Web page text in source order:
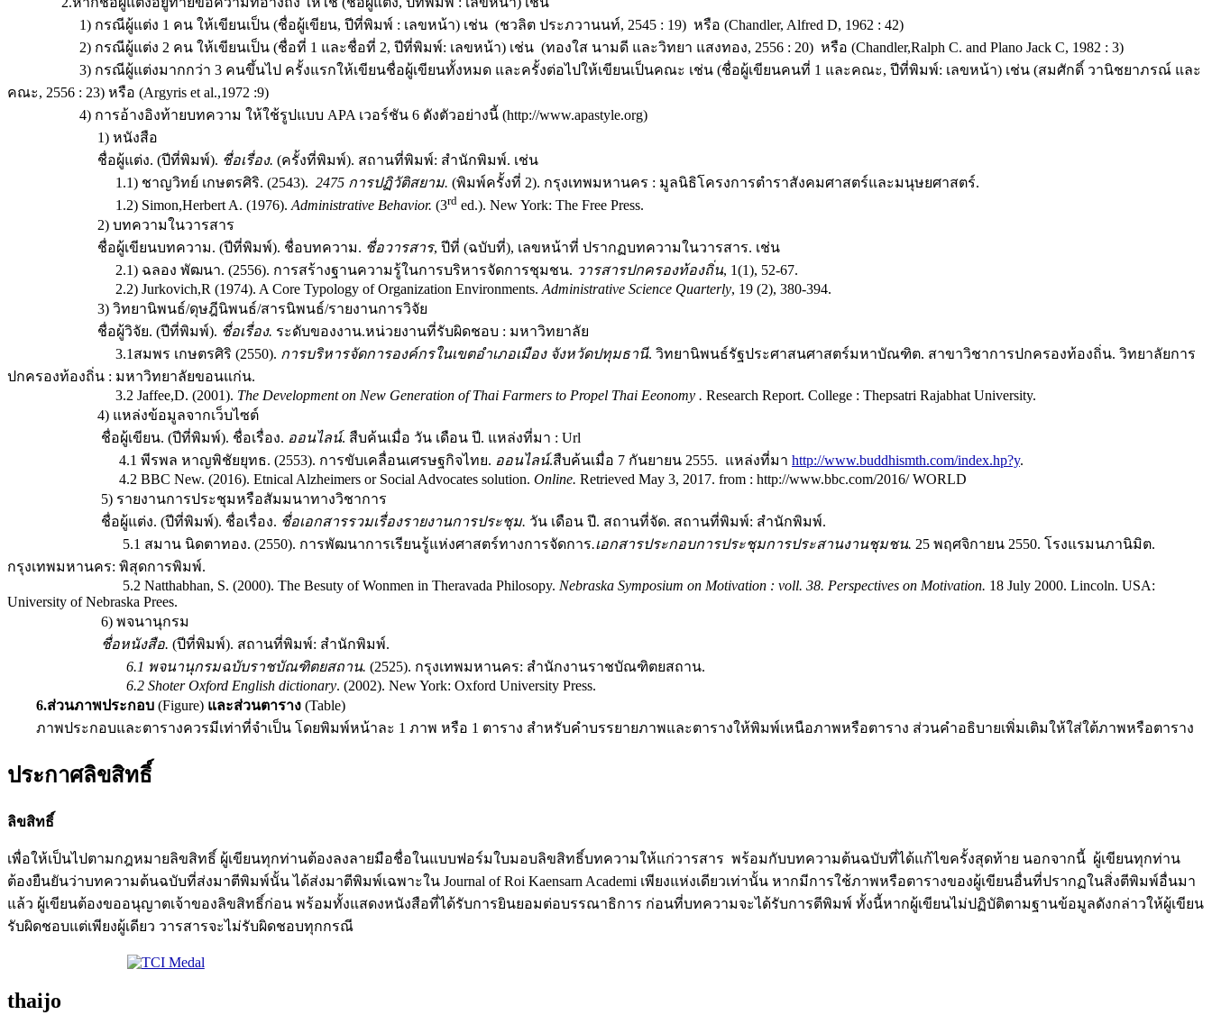
1) กรณีผู้แต่ง 1 คน ให้เขียนเป็น (ชื่อผู้เขียน, ปีที่พิมพ์ : เลขหน้า) เช่น (ชวลิต ประภวานนท์, 2545 : 19) หรือ (Chandler, Alfred D, 1962 : 42)
2) กรณีผู้แต่ง 2 คน ให้เขียนเป็น (ชื่อที่ 1 และชื่อที่ 2, ปีที่พิมพ์: เลขหน้า) เช่น (ทองใส นามดี และวิทยา แสงทอง, 2556 : 20) หรือ (Chandler,Ralph C. and Plano Jack C, 1982 : 3)
3) กรณีผู้แต่งมากกว่า 3 คนขึ้นไป ครั้งแรกให้เขียนชื่อผู้เขียนทั้งหมด และครั้งต่อไปให้เขียนเป็นคณะ เช่น (ชื่อผู้เขียนคนที่ 1 และคณะ, ปีที่พิมพ์: เลขหน้า) เช่น (สมศักดิ์ วานิชยาภรณ์ และ
คณะ, 2556 : 23) หรือ (Argyris et al.,1972 :9)
4) การอ้างอิงท้ายบทความ ให้ใช้รูปแบบ APA เวอร์ชัน 6 ดังตัวอย่างนี้ (http://www.apastyle.org)
1) หนังสือ
ชื่อผู้แต่ง. (ปีที่พิมพ์). ชื่อเรื่อง. (ครั้งที่พิมพ์). สถานที่พิมพ์: สํานักพิมพ์. เช่น
1.1) ชาญวิทย์ เกษตรศิริ. (2543). 2475 การปฏิวัติสยาม. (พิมพ์ครั้งที่ 2). กรุงเทพมหานคร : มูลนิธิโครงการตำราสังคมศาสตร์และมนุษยศาสตร์.
1.2) Simon,Herbert A. (1976). Administrative Behavior. (3rd ed.). New York: The Free Press.
2) บทความในวารสาร
ชื่อผู้เขียนบทความ. (ปีที่พิมพ์). ชื่อบทความ. ชื่อวารสาร, ปีที่ (ฉบับที่), เลขหน้าที่ ปรากฏบทความในวารสาร. เช่น
2.1) ฉลอง พัฒนา. (2556). การสร้างฐานความรู้ในการบริหารจัดการชุมชน. วารสารปกครองท้องถิ่น, 1(1), 52-67.
2.2) Jurkovich,R (1974). A Core Typology of Organization Environments. Administrative Science Quarterly, 19 (2), 380-394.
3) วิทยานิพนธ์/ดุษฎีนิพนธ์/สารนิพนธ์/รายงานการวิจัย
ชื่อผู้วิจัย. (ปีที่พิมพ์). ชื่อเรื่อง. ระดับของงาน.หน่วยงานที่รับผิดชอบ : มหาวิทยาลัย
3.1สมพร เกษตรศิริ (2550). การบริหารจัดการองค์กรในเขตอำเภอเมือง จังหวัดปทุมธานี. วิทยานิพนธ์รัฐประศาสนศาสตร์มหาบัณฑิต. สาขาวิชาการปกครองท้องถิ่น. วิทยาลัยการ
ปกครองท้องถิ่น : มหาวิทยาลัยขอนแก่น.
3.2 Jaffee,D. (2001). The Development on New Generation of Thai Farmers to Propel Thai Eeonomy . Research Report. College : Thepsatri Rajabhat University.
4) แหล่งข้อมูลจากเว็บไซต์
ชื่อผู้เขียน. (ปีที่พิมพ์). ชื่อเรื่อง. ออนไลน์. สืบค้นเมื่อ วัน เดือน ปี. แหล่งที่มา : Url
4.1 พีรพล หาญพิชัยยุทธ. (2553). การขับเคลื่อนเศรษฐกิจไทย. ออนไลน์.สืบค้นเมื่อ 7 กันยายน 2555. แหล่งที่มา http://www.buddhismth.com/index.hp?y.
4.2 BBC New. (2016). Etnical Alzheimers or Social Advocates solution. Online. Retrieved May 3, 2017. from : http://www.bbc.com/2016/ WORLD
5) รายงานการประชุมหรือสัมมนาทางวิชาการ
ชื่อผู้แต่ง. (ปีที่พิมพ์). ชื่อเรื่อง. ชื่อเอกสารรวมเรื่องรายงานการประชุม. วัน เดือน ปี. สถานที่จัด. สถานที่พิมพ์: สํานักพิมพ์.
5.1 สมาน นิดตาทอง. (2550). การพัฒนาการเรียนรู้แห่งศาสตร์ทางการจัดการ.เอกสารประกอบการประชุมการประสานงานชุมชน. 25 พฤศจิกายน 2550. โรงแรมนภานิมิต.
กรุงเทพมหานคร: พิสุดการพิมพ์.
5.2 Natthabhan, S. (2000). The Besuty of Wonmen in Theravada Philosopy. Nebraska Symposium on Motivation : voll. 38. Perspectives on Motivation. 18 July 2000. Lincoln. USA:
University of Nebraska Prees.
6) พจนานุกรม
ชื่อหนังสือ. (ปีที่พิมพ์). สถานที่พิมพ์: สํานักพิมพ์.
6.1 พจนานุกรมฉบับราชบัณฑิตยสถาน. (2525). กรุงเทพมหานคร: สำนักงานราชบัณฑิตยสถาน.
6.2 Shoter Oxford English dictionary. (2002). New York: Oxford University Press.
6.ส่วนภาพประกอบ (Figure) และส่วนตาราง (Table)
ภาพประกอบและตารางควรมีเท่าที่จําเป็น โดยพิมพ์หน้าละ 1 ภาพ หรือ 1 ตาราง สําหรับคําบรรยายภาพและตารางให้พิมพ์เหนือภาพหรือตาราง ส่วนคําอธิบายเพิ่มเติมให้ใส่ใต้ภาพหรือตาราง
ประกาศลิขสิทธิ์
ลิขสิทธิ์
เพื่อให้เป็นไปตามกฎหมายลิขสิทธิ์ ผู้เขียนทุกท่านต้องลงลายมือชื่อในแบบฟอร์มใบมอบลิขสิทธิ์บทความให้แก่วารสาร พร้อมกับบทความต้นฉบับที่ได้แก้ไขครั้งสุดท้าย นอกจากนี้ ผู้เขียนทุกท่าน
ต้องยืนยันว่าบทความต้นฉบับที่ส่งมาตีพิมพ์นั้น ได้ส่งมาตีพิมพ์เฉพาะใน Journal of Roi Kaensarn Academi เพียงแห่งเดียวเท่านั้น หากมีการใช้ภาพหรือตารางของผู้เขียนอื่นที่ปรากฏในสิ่งตีพิมพ์อื่นมา
แล้ว ผู้เขียนต้องขออนุญาตเจ้าของลิขสิทธิ์ก่อน พร้อมทั้งแสดงหนังสือที่ได้รับการยินยอมต่อบรรณาธิการ ก่อนที่บทความจะได้รับการตีพิมพ์ ทั้งนี้หากผู้เขียนไม่ปฏิบัติตามฐานข้อมูลดังกล่าวให้ผู้เขียน
รับผิดชอบแต่เพียงผู้เดียว วารสารจะไม่รับผิดชอบทุกกรณี
thaijo